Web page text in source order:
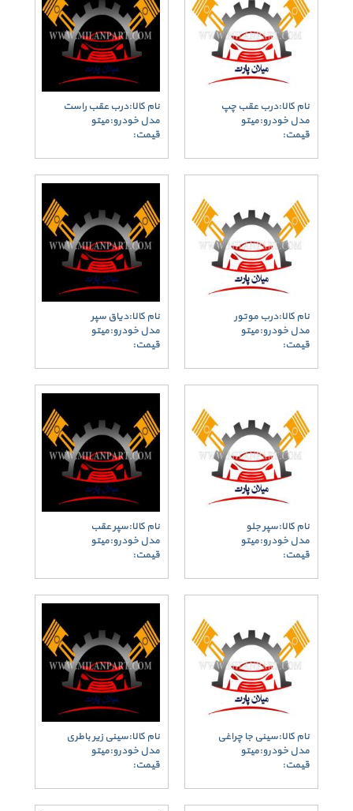
نام کالا:درب عقب چپ
مدل خودرو:میتو
قیمت:
نام کالا:درب عقب راست
مدل خودرو:میتو
قیمت:
نام کالا:درب موتور
مدل خودرو:میتو
قیمت:
نام کالا:دیاق سپر
مدل خودرو:میتو
قیمت:
نام کالا:سپر جلو
مدل خودرو:میتو
قیمت:
نام کالا:سپر عقب
مدل خودرو:میتو
قیمت:
نام کالا:سینی جا چراغی
مدل خودرو:میتو
قیمت:
نام کالا:سینی زیر باطری
مدل خودرو:میتو
قیمت: